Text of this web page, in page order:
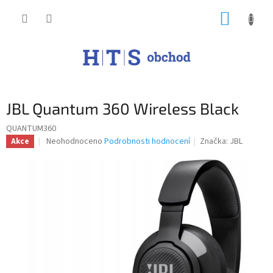
JBL Quantum 360 Wireless Black
QUANTUM360
Akce
Průměrné
Neohodnoceno Podrobnosti hodnocení Značka: JBL